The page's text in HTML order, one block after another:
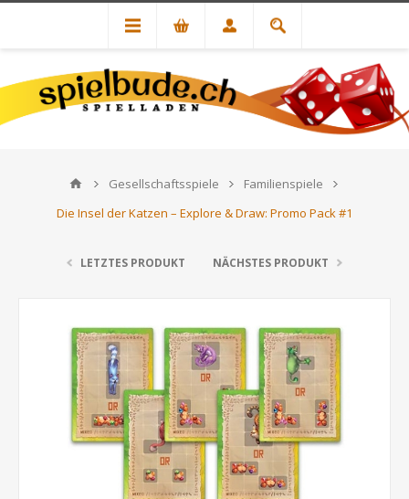
Gesellschaftsspiele
Familienspiele
Die Insel der Katzen – Explore & Draw: Promo Pack #1
LETZTES PRODUKT NÄCHSTES PRODUKT